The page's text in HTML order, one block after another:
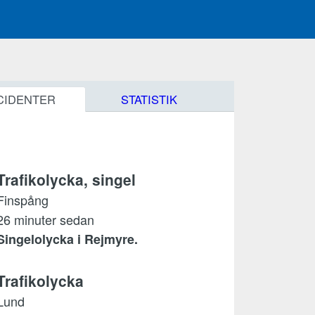
STATISTIK
singel
minuter sedan
i Rejmyre.